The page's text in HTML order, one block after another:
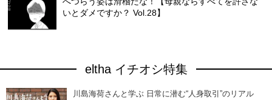
いとダメですか？ Vol.28】
eltha イチオシ特集
川島海荷さんと学ぶ 日常に潜む“人身取引”のリアル